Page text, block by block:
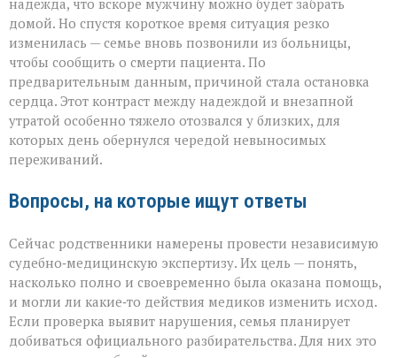
надежда, что вскоре мужчину можно будет забрать
домой. Но спустя короткое время ситуация резко
изменилась — семье вновь позвонили из больницы,
чтобы сообщить о смерти пациента. По
предварительным данным, причиной стала остановка
сердца. Этот контраст между надеждой и внезапной
утратой особенно тяжело отозвался у близких, для
которых день обернулся чередой невыносимых
переживаний.
Вопросы, на которые ищут ответы
Сейчас родственники намерены провести независимую
судебно‑медицинскую экспертизу. Их цель — понять,
насколько полно и своевременно была оказана помощь,
и могли ли какие‑то действия медиков изменить исход.
Если проверка выявит нарушения, семья планирует
добиваться официального разбирательства. Для них это